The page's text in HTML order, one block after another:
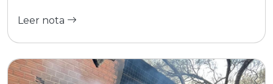
Leer nota